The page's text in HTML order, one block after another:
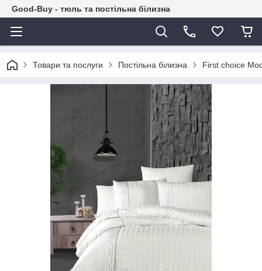
Good-Buy - тюль та постільна білизна
Товари та послуги Постільна білизна First choice